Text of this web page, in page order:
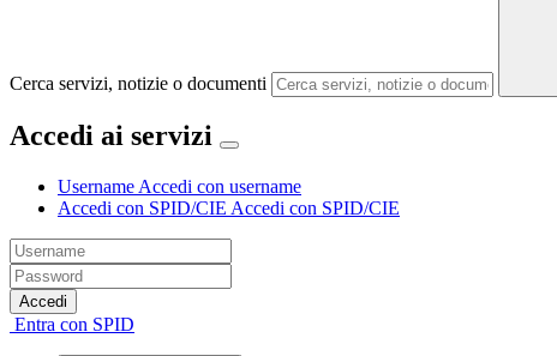
Cerca servizi, notizie o documenti
Accedi ai servizi
Username Accedi con username
Accedi con SPID/CIE Accedi con SPID/CIE
Accedi
Entra con SPID